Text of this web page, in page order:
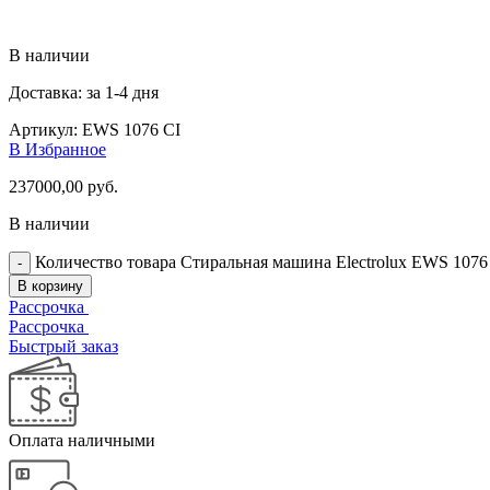
В наличии
Доставка: за 1-4 дня
Артикул: EWS 1076 CI
В Избранное
237000,00 руб.
В наличии
Количество товара Стиральная машина Electrolux EWS
В корзину
Рассрочка
Рассрочка
Быстрый заказ
Оплата наличными